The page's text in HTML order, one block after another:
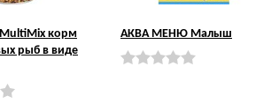
корм
рыб в виде
АКВА МЕНЮ Малыш